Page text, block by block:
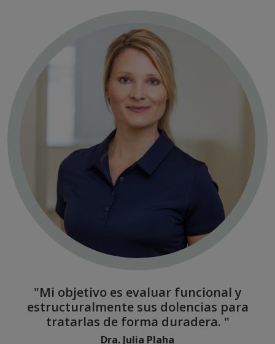
"Mi objetivo es evaluar funcional y
estructuralmente sus dolencias para
tratarlas de forma duradera. "
Dra. Julia Plaha